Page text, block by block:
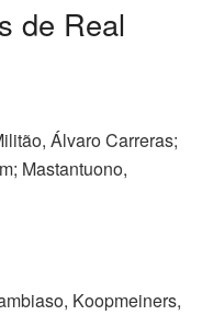
de Real
Álvaro Carreras;
Mastantuono,
Koopmeiners,